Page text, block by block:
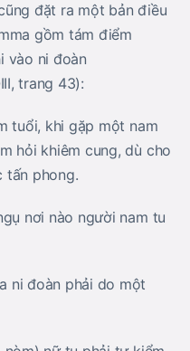
đặt ra một bản điều
gồm tám điểm
vào ni đoàn
trang 43):
tuổi, khi gặp một nam
hỏi khiêm cung, dù cho
tấn phong.
nơi nào người nam tu
ni đoàn phải do một